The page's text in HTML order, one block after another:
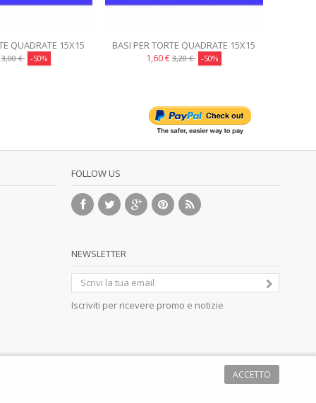
QUADRATE 15X15
DESIGN
3,00 € -50%
BASI PER TORTE QUADRATE 15X15
H15 CAKE DESIGN
1,60 €3,20 € -50%
FOLLOW US
NEWSLETTER
Iscriviti per ricevere promo e notizie
ACCETTO